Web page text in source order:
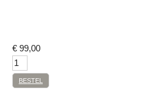
€ 99,00
BESTEL